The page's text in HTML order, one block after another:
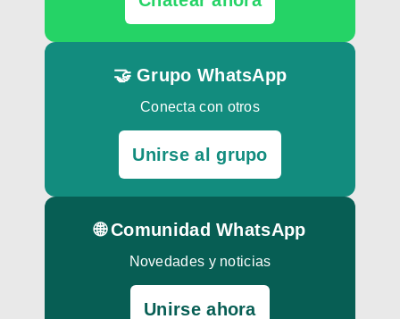
🤝 Grupo WhatsApp
Conecta con otros
Unirse al grupo
🌐 Comunidad WhatsApp
Novedades y noticias
Unirse ahora